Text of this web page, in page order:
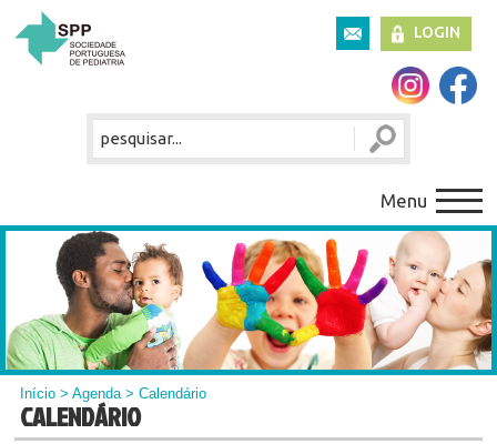
LOGIN
Menu
Início >Agenda> Calendário
CALENDÁRIO